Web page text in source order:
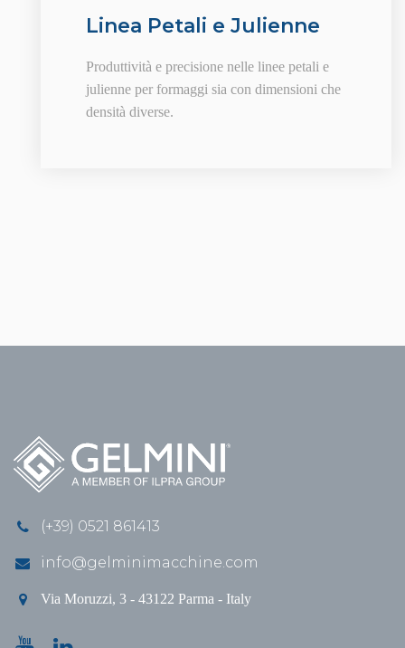
Linea Petali e Julienne
Produttività e precisione nelle linee petali e
julienne per formaggi sia con dimensioni che
densità diverse.
(+39) 0521 861413
info@gelminimacchine.com
Via Moruzzi, 3 - 43122 Parma - Italy